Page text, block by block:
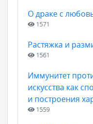
О драке с
1571
Растяжка и
1561
Иммунитет
искусства как
и построения
1559